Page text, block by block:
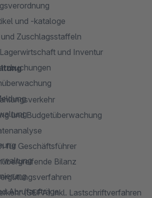
und -kataloge
Zuschlagsstaffeln
und Inventur
Abrufaufträge
und Budgetüberwachung
für Geschäftsführer
Bilanz
(SEPA) inkl. Lastschriftverfahren